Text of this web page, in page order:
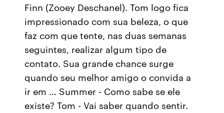
Finn (Zooey Deschanel). Tom logo fica
impressionado com sua beleza, o que
faz com que tente, nas duas semanas
seguintes, realizar algum tipo de
contato. Sua grande chance surge
quando seu melhor amigo o convida a
ir em … Summer - Como sabe se ele
existe? Tom - Vai saber quando sentir.